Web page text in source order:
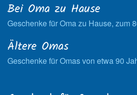
Bei Oma zu Hause
Geschenke für Oma zu Hause, zum
Ältere Omas
Geschenke für Omas von etwa 90